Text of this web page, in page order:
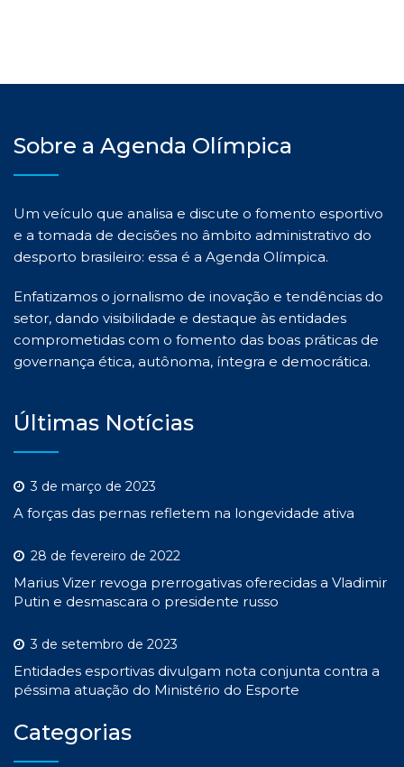
Sobre a Agenda Olímpica
Um veículo que analisa e discute o fomento esportivo
e a tomada de decisões no âmbito administrativo do
desporto brasileiro: essa é a Agenda Olímpica.
Enfatizamos o jornalismo de inovação e tendências do
setor, dando visibilidade e destaque às entidades
comprometidas com o fomento das boas práticas de
governança ética, autônoma, íntegra e democrática.
Últimas Notícias
3 de março de 2023
A forças das pernas refletem na longevidade ativa
28 de fevereiro de 2022
Marius Vizer revoga prerrogativas oferecidas a Vladimir
Putin e desmascara o presidente russo
3 de setembro de 2023
Entidades esportivas divulgam nota conjunta contra a
péssima atuação do Ministério do Esporte
Categorias